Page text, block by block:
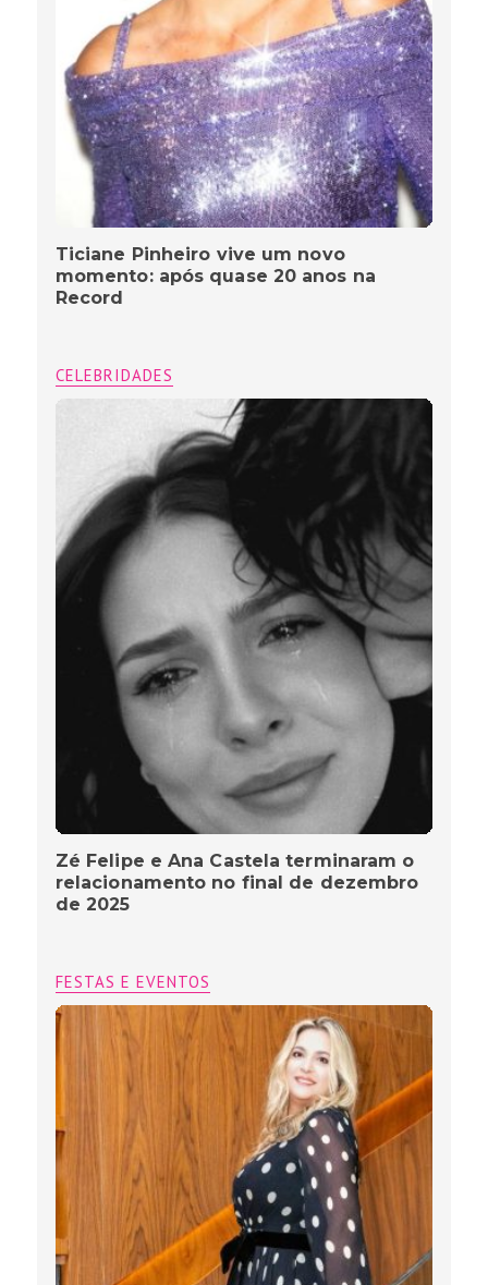
Ticiane Pinheiro vive um novo
momento: após quase 20 anos na
Record
CELEBRIDADES
Zé Felipe e Ana Castela terminaram o
relacionamento no final de dezembro
de 2025
FESTAS E EVENTOS